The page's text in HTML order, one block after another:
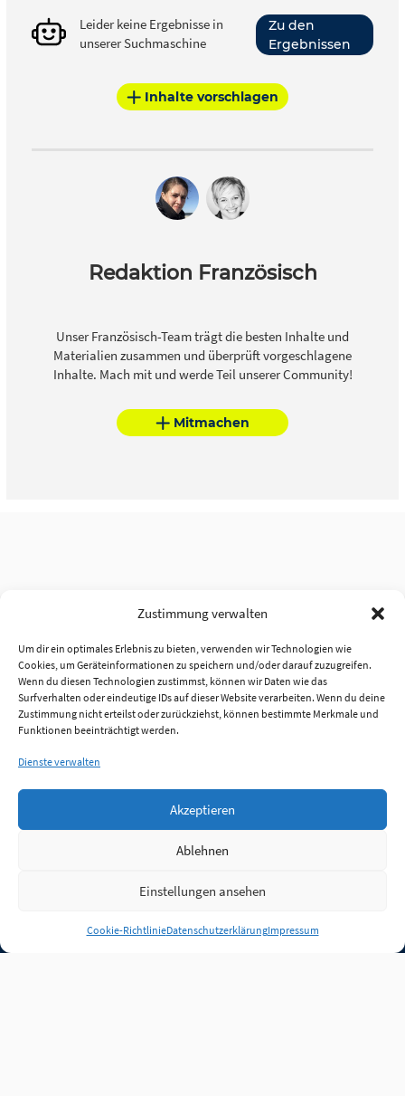
Zustimmung verwalten
Um dir ein optimales Erlebnis zu bieten, verwenden wir Technologien wie
Cookies, um Geräteinformationen zu speichern und/oder darauf zuzugreifen.
Wenn du diesen Technologien zustimmst, können wir Daten wie das
Surfverhalten oder eindeutige IDs auf dieser Website verarbeiten. Wenn du deine
Zustimmung nicht erteilst oder zurückziehst, können bestimmte Merkmale und
Funktionen beeinträchtigt werden.
Dienste verwalten
Akzeptieren
Ablehnen
Einstellungen ansehen
Cookie-RichtlinieDatenschutzerklärungImpressum
Leider keine Ergebnisse in
unserer Suchmaschine
Zu den
Ergebnissen
Inhalte vorschlagen
Redaktion Französisch
Unser Französisch-Team trägt die besten Inhalte und
Materialien zusammen und überprüft vorgeschlagene
Inhalte. Mach mit und werde Teil unserer Community!
Mitmachen
Anmelden
Jobs Partner FAQ Quellen